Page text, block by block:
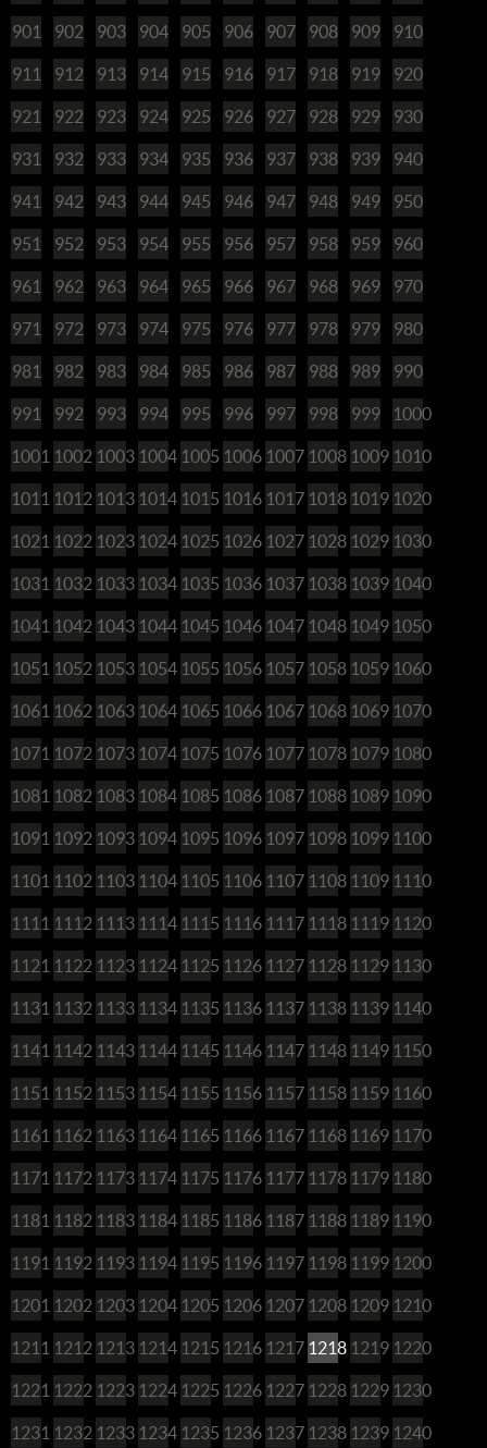
901 902 903 904 905 906 907 908 909 910
911 912 913 914 915 916 917 918 919 920
921 922 923 924 925 926 927 928 929 930
931 932 933 934 935 936 937 938 939 940
941 942 943 944 945 946 947 948 949 950
951 952 953 954 955 956 957 958 959 960
961 962 963 964 965 966 967 968 969 970
971 972 973 974 975 976 977 978 979 980
981 982 983 984 985 986 987 988 989 990
991 992 993 994 995 996 997 998 999 1000
1001 1002 1003 1004 1005 1006 1007 1008 1009 1010
1011 1012 1013 1014 1015 1016 1017 1018 1019 1020
1021 1022 1023 1024 1025 1026 1027 1028 1029 1030
1031 1032 1033 1034 1035 1036 1037 1038 1039 1040
1041 1042 1043 1044 1045 1046 1047 1048 1049 1050
1051 1052 1053 1054 1055 1056 1057 1058 1059 1060
1061 1062 1063 1064 1065 1066 1067 1068 1069 1070
1071 1072 1073 1074 1075 1076 1077 1078 1079 1080
1081 1082 1083 1084 1085 1086 1087 1088 1089 1090
1091 1092 1093 1094 1095 1096 1097 1098 1099 1100
1101 1102 1103 1104 1105 1106 1107 1108 1109 1110
1111 1112 1113 1114 1115 1116 1117 1118 1119 1120
1121 1122 1123 1124 1125 1126 1127 1128 1129 1130
1131 1132 1133 1134 1135 1136 1137 1138 1139 1140
1141 1142 1143 1144 1145 1146 1147 1148 1149 1150
1151 1152 1153 1154 1155 1156 1157 1158 1159 1160
1161 1162 1163 1164 1165 1166 1167 1168 1169 1170
1171 1172 1173 1174 1175 1176 1177 1178 1179 1180
1181 1182 1183 1184 1185 1186 1187 1188 1189 1190
1191 1192 1193 1194 1195 1196 1197 1198 1199 1200
1201 1202 1203 1204 1205 1206 1207 1208 1209 1210
1211 1212 1213 1214 1215 1216 1217 1218 1219 1220
1221 1222 1223 1224 1225 1226 1227 1228 1229 1230
1231 1232 1233 1234 1235 1236 1237 1238 1239 1240